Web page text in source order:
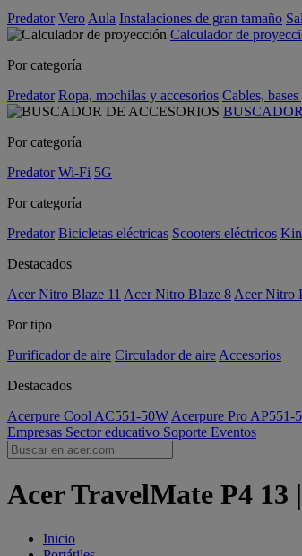
Predator Vero Aula Instalaciones de gran tamaño
Calculador de
Por categoría
Predator Ropa, mochilas y accesorios Cables,
Por categoría
Predator Wi-Fi 5G
Por categoría
Predator Bicicletas eléctricas Scooters eléctricos
Destacados
Acer Nitro Blaze 11 Acer Nitro Blaze 8 Acer Nitro
Por tipo
Purificador de aire Circulador de aire Accesorios
Destacados
Acerpure Cool AC551-50W Acerpure Pro AP551-
Empresas Sector educativo Soporte Eventos
Acer TravelMate P4
Inicio